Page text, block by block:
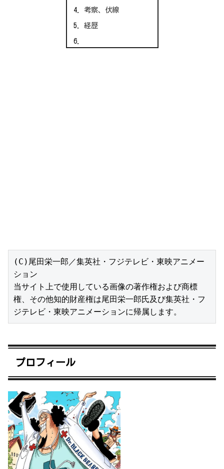
考察、伏線
経歴
(C)尾田栄一郎／集英社・フジテレビ・東映アニメー
ション
当サイト上で使用している画像の著作権および商標
権、その他知的財産権は尾田栄一郎氏及び集英社・フ
ジテレビ・東映アニメーションに帰属します。
プロフィール